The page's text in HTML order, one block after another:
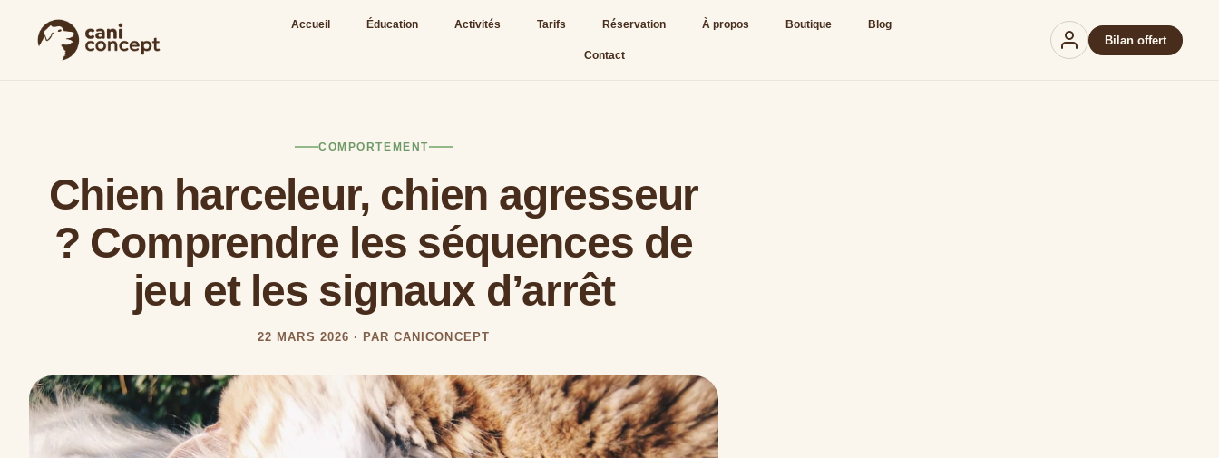
Accueil Éducation Activités Tarifs Réservation À propos Boutique Blog
Contact
Bilan offert
COMPORTEMENT
Chien harceleur, chien agresseur
? Comprendre les séquences de
jeu et les signaux d’arrêt
22 MARS 2026 · PAR CANICONCEPT